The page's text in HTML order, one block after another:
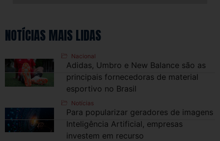
NOTÍCIAS MAIS LIDAS
Nacional
Adidas, Umbro e New Balance são as
principais fornecedoras de material
esportivo no Brasil
Notícias
Para popularizar geradores de imagens
Inteligência Artificial, empresas
investem em recurso